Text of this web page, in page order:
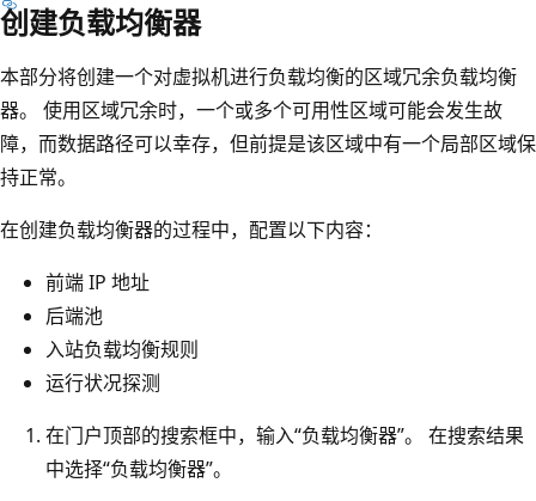
创建负载均衡器
本部分将创建一个对虚拟机进行负载均衡的区域冗余负载均衡
器。 使用区域冗余时，一个或多个可用性区域可能会发生故
障，而数据路径可以幸存，但前提是该区域中有一个局部区域保
持正常。
在创建负载均衡器的过程中，配置以下内容：
前端 IP 地址
后端池
入站负载均衡规则
运行状况探测
在门户顶部的搜索框中，输入“负载均衡器”。 在搜索结果
中选择“负载均衡器”。